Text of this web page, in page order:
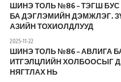
ШИНЭ ТОЛЬ №86 – ТЭГШ
БА ДЭГЛЭМИЙН ДЭМЖЛЭГ.
АЗИЙН ТОХИОЛДЛУУД
2025-11-22
ШИНЭ ТОЛЬ №86 – АВЛИГА
ИТГЭЛЦЛИЙН ХОЛБООСЫГ
НЯГТЛАХ НЬ